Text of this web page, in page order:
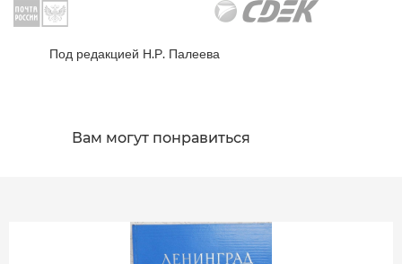
Под редакцией Н.Р. Палеева
Вам могут понравиться